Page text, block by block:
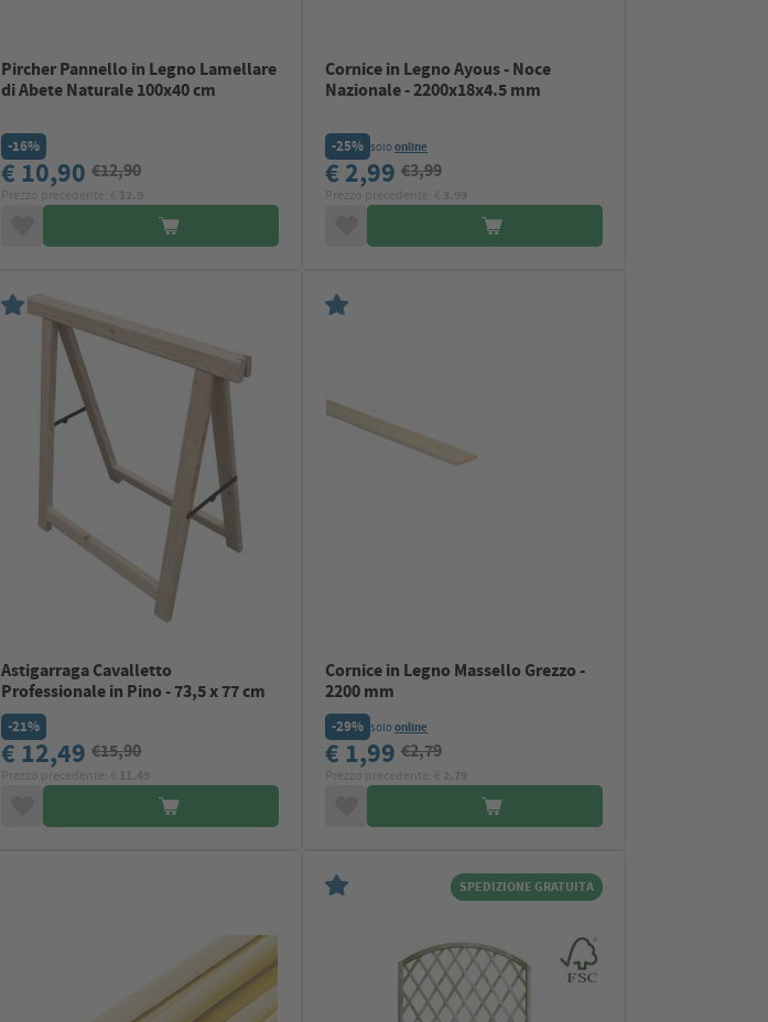
Pircher Pannello in Legno Lamellare
di Abete Naturale 100x40 cm
-16%
€ 10,90€12,90
Cornice in Legno Ayous - Noce
Nazionale - 2200x18x4.5 mm
-25% soloonline
€ 2,99€3,99
Astigarraga Cavalletto
Professionale in Pino - 73,5 x 77 cm
-21%
€ 12,49€15,90
Cornice in Legno Massello Grezzo -
2200 mm
-29% soloonline
€ 1,99€2,79
SPEDIZIONE GRATUITA